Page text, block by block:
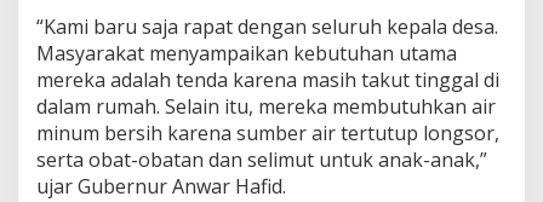
W
a
r
g
a
T
e
r
“Kami baru saja rapat dengan seluruh kepala desa.
Masyarakat menyampaikan kebutuhan utama
mereka adalah tenda karena masih takut tinggal di
dalam rumah. Selain itu, mereka membutuhkan air
minum bersih karena sumber air tertutup longsor,
serta obat-obatan dan selimut untuk anak-anak,”
ujar Gubernur Anwar Hafid.